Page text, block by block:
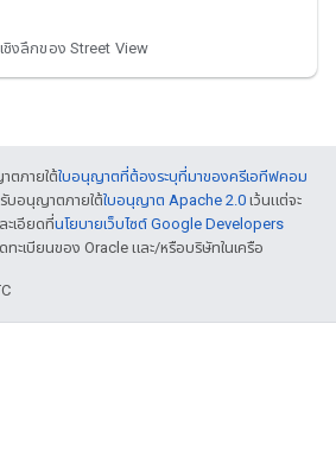
ชิงลึกของ Street View
ตภายใต้ใบอนุญาตที่ต้องระบุที่มาของครีเอทีฟคอม
บอนุญาตภายใต้ใบอนุญาต Apache 2.0 เว้นแต่จะ
ะเอียดที่นโยบายเว็บไซต์ Google Developers
ทะเบียนของ Oracle และ/หรือบริษัทในเครือ